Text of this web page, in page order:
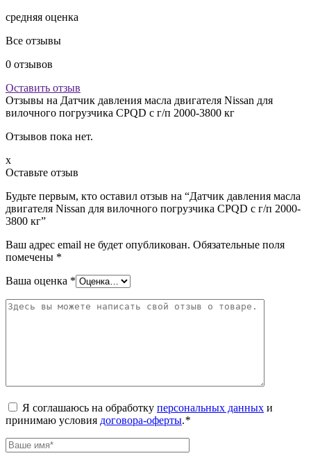
средняя оценка
Все отзывы
0 отзывов
Оставить отзыв
Отзывы на Датчик давления масла двигателя Nissan для
вилочного погрузчика CPQD с г/п 2000-3800 кг
Отзывов пока нет.
x
Оставьте отзыв
Будьте первым, кто оставил отзыв на “Датчик давления масла
двигателя Nissan для вилочного погрузчика CPQD с г/п 2000-
3800 кг”
Ваш адрес email не будет опубликован. Обязательные поля
помечены *
Ваша оценка *
Я соглашаюсь на обработку персональных данных и
принимаю условия договора-оферты.*